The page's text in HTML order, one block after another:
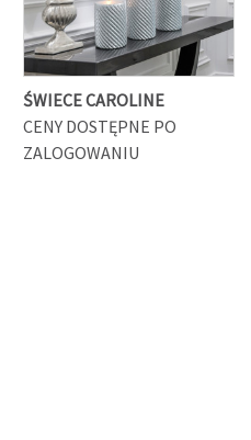
ŚWIECE CAROLINE
CENY DOSTĘPNE PO
ZALOGOWANIU